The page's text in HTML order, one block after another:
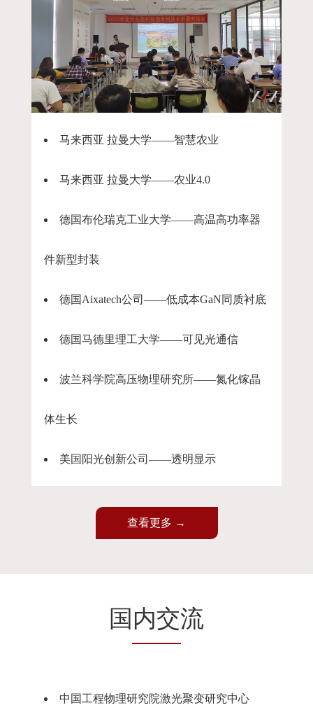
马来西亚 拉曼大学——智慧农业
马来西亚 拉曼大学——农业4.0
德国布伦瑞克工业大学——高温高功率器
件新型封装
德国Aixatech公司——低成本GaN同质衬底
德国马德里理工大学——可见光通信
波兰科学院高压物理研究所——氮化镓晶
体生长
美国阳光创新公司——透明显示
查看更多 →
国内交流
中国工程物理研究院激光聚变研究中心